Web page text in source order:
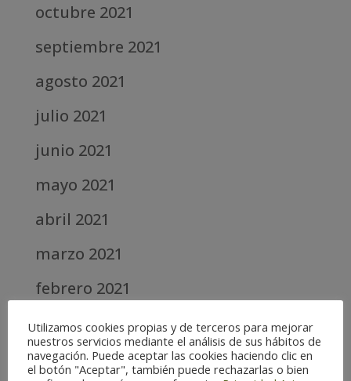
octubre 2021
septiembre 2021
agosto 2021
julio 2021
junio 2021
mayo 2021
abril 2021
marzo 2021
febrero 2021
diciembre 2020
abril 2020
Utilizamos cookies propias y de terceros para mejorar
nuestros servicios mediante el análisis de sus hábitos de
navegación. Puede aceptar las cookies haciendo clic en
el botón "Aceptar", también puede rechazarlas o bien